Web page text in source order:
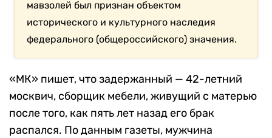
мавзолей был признан объектом
исторического и культурного наследия
федерального (общероссийского) значения.
«МК» пишет, что задержанный — 42-летний
москвич, сборщик мебели, живущий с матерью
после того, как пять лет назад его брак
распался. По данным газеты, мужчина